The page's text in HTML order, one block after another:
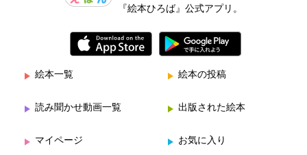
『絵本ひろば』公式アプリ。
絵本一覧 絵本の投稿
読み聞かせ動画一覧 出版された絵本
マイページ お気に入り